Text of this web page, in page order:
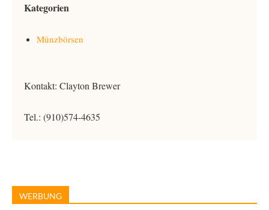
Kategorien
Münzbörsen
Kontakt: Clayton Brewer
Tel.: (910)574-4635
WERBUNG